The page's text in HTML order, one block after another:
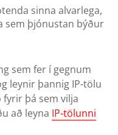
sinna alvarlega,
sem þjónustan býður
sem fer í gegnum
leynir þannig IP-tölu
þá sem vilja
að leyna IP-tölunni